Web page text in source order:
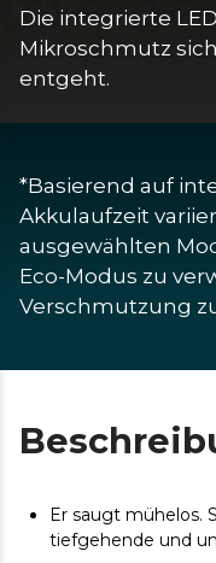
Die integrierte
Mikroschmutz
entgeht.
*Basierend auf
Akkulaufzeit
ausgewählten
Eco-Modus zu
Verschmutzung
Er saugt mühelos.
tiefgehende und